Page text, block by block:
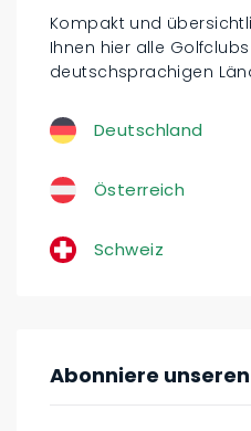
Kompakt und
Ihnen hier alle
deutschsprachigen
Deutschland
Österreich
Schweiz
Abonniere